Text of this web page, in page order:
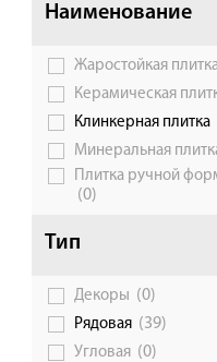
Галерея объектов
Контакты
Наименование
Жаростойкая
Керамическая
Клинкерная плитка
Минеральная
Плитка ручной
(0)
Тип
Декоры (0)
Рядовая (39)
Угловая (0)